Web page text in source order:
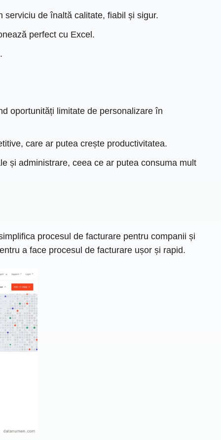
de înaltă calitate, fiabil și sigur.
perfect cu Excel.
oportunități limitate de personalizare în
care ar putea crește productivitatea.
și administrare, ceea ce ar putea consuma mult
procesul de facturare pentru companii și
a face procesul de facturare ușor și rapid.